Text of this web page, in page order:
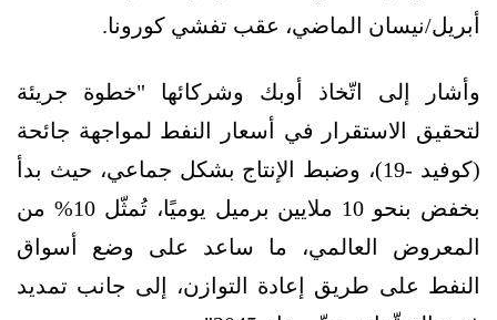
أبريل/نيسان الماضي، عقب تفشي كورونا.
وأشار إلى اتّخاذ أوبك وشركائها "خطوة جريئة
لتحقيق الاستقرار في أسعار النفط لمواجهة جائحة
(كوفيد -19)، وضبط الإنتاج بشكل جماعي، حيث بدأ
بخفض بنحو 10 ملايين برميل يوميًا، تُمثّل 10% من
المعروض العالمي، ما ساعد على وضع أسواق
النفط على طريق إعادة التوازن، إلى جانب تمديد